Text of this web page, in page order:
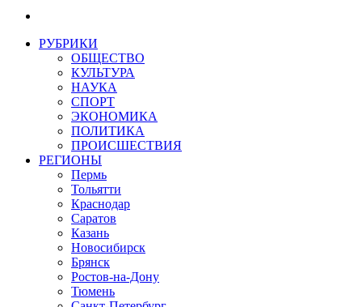
РУБРИКИ
ОБЩЕСТВО
КУЛЬТУРА
НАУКА
СПОРТ
ЭКОНОМИКА
ПОЛИТИКА
ПРОИСШЕСТВИЯ
РЕГИОНЫ
Пермь
Тольятти
Краснодар
Саратов
Казань
Новосибирск
Брянск
Ростов-на-Дону
Тюмень